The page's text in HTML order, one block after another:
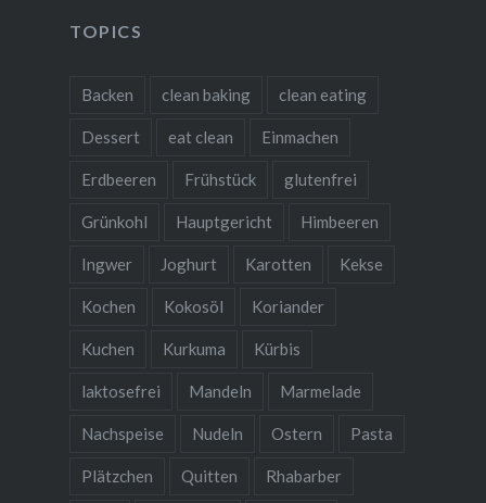
TOPICS
Backen clean baking clean eating
Dessert eat clean Einmachen
Erdbeeren Frühstück glutenfrei
Grünkohl Hauptgericht Himbeeren
Ingwer Joghurt Karotten Kekse
Kochen Kokosöl Koriander
Kuchen Kurkuma Kürbis
laktosefrei Mandeln Marmelade
Nachspeise Nudeln Ostern Pasta
Plätzchen Quitten Rhabarber